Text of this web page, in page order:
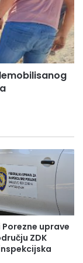
uprave
ZDK